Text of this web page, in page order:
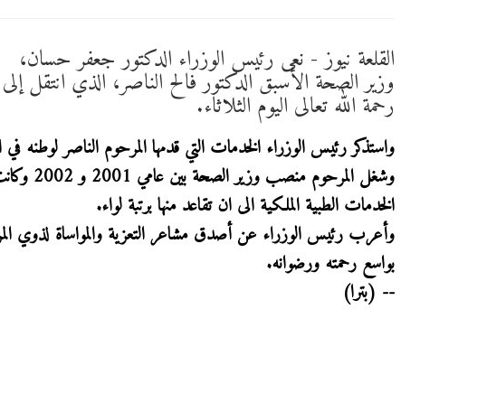
القلعة نيوز - نعى رئيس الوزراء الدكتور جعفر حسان،
وزير الصحة الأسبق الدكتور فالح الناصر، الذي انتقل إلى
رحمة الله تعالى اليوم الثلاثاء.
واستذكر رئيس الوزراء الخدمات التي قدمها المرحوم الناصر لوطنه في
وشغل
الخدمات الطبية الملكية الى ان تقاعد منها برتبة لواء.
وأعرب رئيس الوزراء عن أصدق مشاعر التعزية والمواساة لذوي
بواسع رحمته ورضوانه.
-- (بترا)